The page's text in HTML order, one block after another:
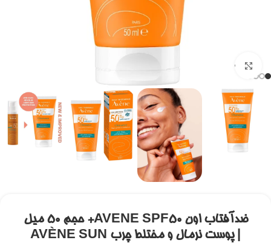
برای بزرگنمایی کلیک کنید
ضدآفتاب اون AVENE SPF50+ حجم 50 میل
| پوست نرمال و مختلط چرب AVÈNE SUN